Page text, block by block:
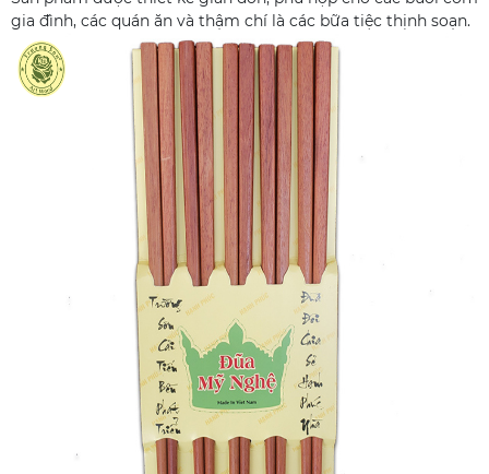
gia đình, các quán ăn và thậm chí là các bữa tiệc thịnh soạn.